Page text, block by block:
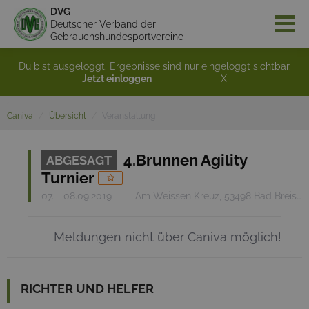
DVG
Deutscher Verband der
Gebrauchshundesportvereine
Du bist ausgeloggt. Ergebnisse sind nur eingeloggt sichtbar.
Jetzt einloggen
X
Caniva Übersicht
ABGESAGT
4.Brunnen Agility
Turnier
07. - 08.09.2019 Am Weissen Kreuz, 53498 Bad Breisig
Meldungen nicht über Caniva möglich!
RICHTER UND HELFER